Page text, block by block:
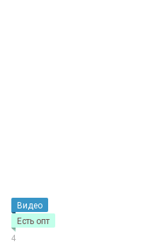
Видео
Есть опт
4